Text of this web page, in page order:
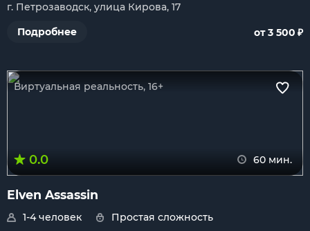
г. Петрозаводск, улица Кирова, 17
Подробнее
от 3 500 ₽
Виртуальная реальность, 16+
0.0 60 мин.
Elven Assassin
1-4 человек
Простая сложность